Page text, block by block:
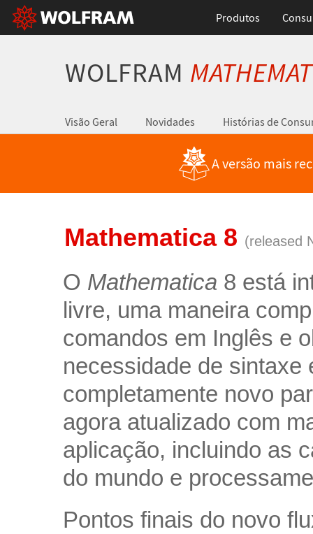
Produtos
WOLFRAM
Visão Geral Novidades Histórias de
A versão mais
Mathematica 8 (released
O Mathematica 8 está
livre, uma maneira
comandos em Inglês e
necessidade de sintaxe
completamente novo
agora atualizado com
aplicação, incluindo as
do mundo e
Pontos finais do novo